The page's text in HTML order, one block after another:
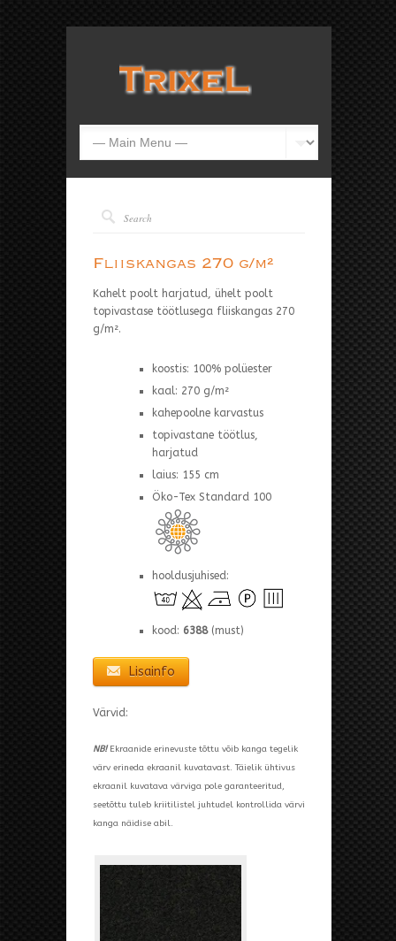
Fliiskangas 270 g/m²
Kahelt poolt harjatud, ühelt poolt
topivastase töötlusega fliiskangas 270
g/m².
koostis: 100% polüester
kaal: 270 g/m²
kahepoolne karvastus
topivastane töötlus,
harjatud
laius: 155 cm
Öko-Tex Standard 100
hooldusjuhised:
kood: 6388 (must)
Lisainfo
Värvid:
NB!Ekraanide erinevuste tõttu võib kanga tegelik
värv erineda ekraanil kuvatavast. Täielik ühtivus
ekraanil kuvatava värviga pole garanteeritud,
seetõttu tuleb kriitilistel juhtudel kontrollida värvi
kanga näidise abil.